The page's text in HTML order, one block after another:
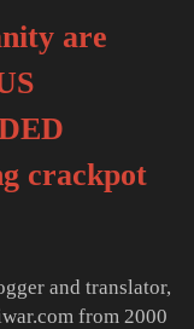
are
crackpot
and translator,
from 2000